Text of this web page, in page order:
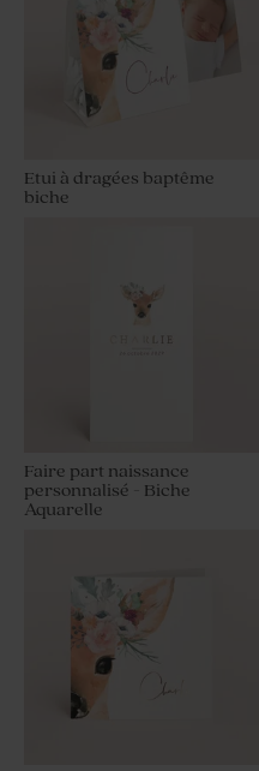
Etui à dragées baptême
biche
Faire part naissance
personnalisé - Biche
Aquarelle